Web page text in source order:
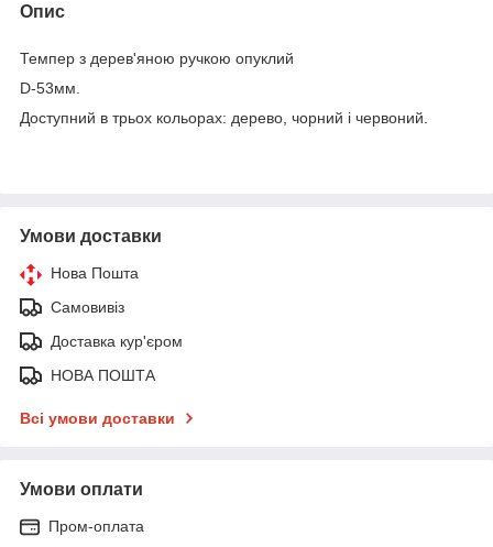
Опис
Темпер з дерев'яною ручкою опуклий
D-53мм.
Доступний в трьох кольорах: дерево, чорний і червоний.
Умови доставки
Нова Пошта
Самовивіз
Доставка кур'єром
НОВА ПОШТА
Всі умови доставки
Умови оплати
Пром-оплата